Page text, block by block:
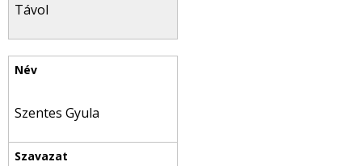
Távol
Szentes Gyula